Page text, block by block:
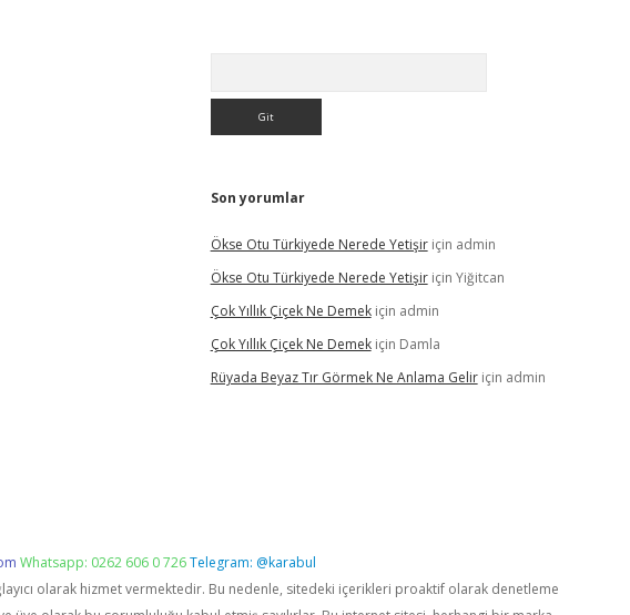
Son yorumlar
Ökse Otu Türkiyede Nerede Yetişiriçin admin
Ökse Otu Türkiyede Nerede Yetişiriçin Yiğitcan
Çok Yıllık Çiçek Ne Demekiçin admin
Çok Yıllık Çiçek Ne Demekiçin Damla
Rüyada Beyaz Tır Görmek Ne Anlama Geliriçin admin
Whatsapp: 0262 606 0 726Telegram: @karabul
olarak hizmet vermektedir. Bu nedenle, sitedeki içerikleri proaktif olarak denetleme